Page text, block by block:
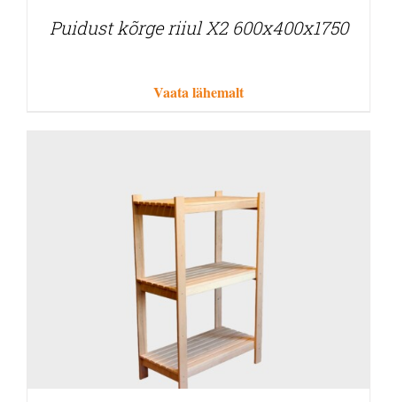
Puidust kõrge riiul X2 600x400x1750
Vaata lähemalt